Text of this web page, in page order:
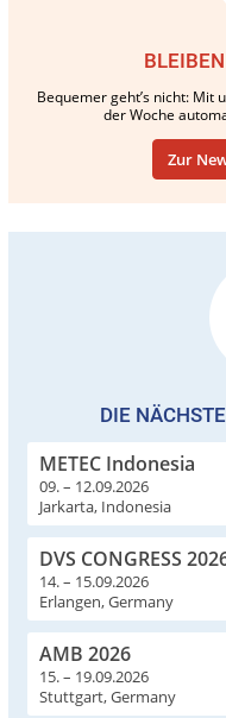
Bequemer geht’s nicht: Mit
der Woche
Zur
DIE
METEC Indonesia
09. – 12.09.2026
Jarkarta, Indonesia
DVS CONGRESS
14. – 15.09.2026
Erlangen, Germany
AMB 2026
15. – 19.09.2026
Stuttgart, Germany